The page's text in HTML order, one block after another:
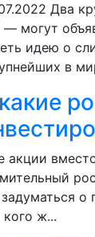
Два
могут
идею о
в
акции
о
ж...